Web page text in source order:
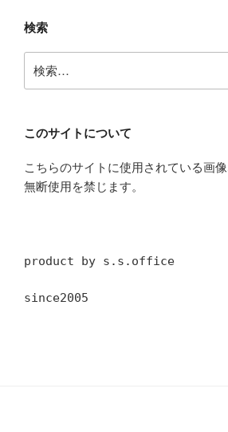
検索
索:
このサイトについて
こちらのサイトに使用されている画
無断使用を禁じます。
product by s.s.office
since2005